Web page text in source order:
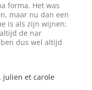
forma. Het was
maar nu dan een
is als zijn wijnen:
de nar
dus wel altijd
julien et carole